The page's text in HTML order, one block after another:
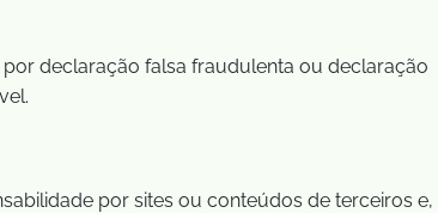
declaração falsa fraudulenta ou declaração
por sites ou conteúdos de terceiros e,